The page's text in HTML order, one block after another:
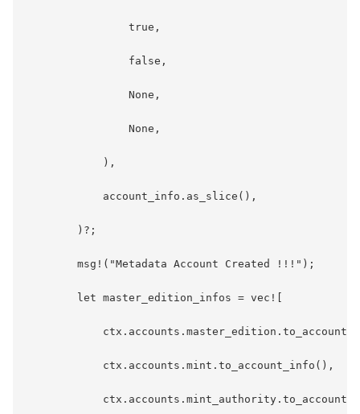
true,
false,
None,
None,
),
account_info.as_slice(),
)?;
msg!("Metadata Account Created !!!");
let master_edition_infos = vec![
ctx.accounts.mint.to_account_info(),